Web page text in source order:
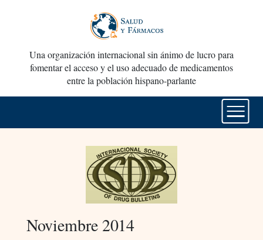
Una organización internacional sin ánimo de lucro para
fomentar el acceso y el uso adecuado de medicamentos
entre la población hispano-parlante
Noviembre 2014